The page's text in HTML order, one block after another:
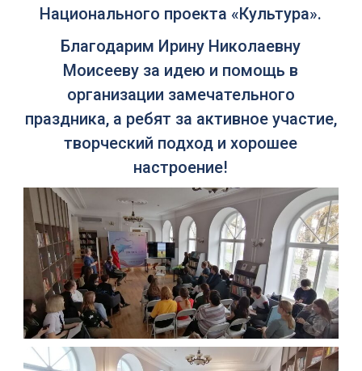
Национального проекта «Культура».
Благодарим Ирину Николаевну
Моисееву за идею и помощь в
организации замечательного
праздника, а ребят за активное участие,
творческий подход и хорошее
настроение!